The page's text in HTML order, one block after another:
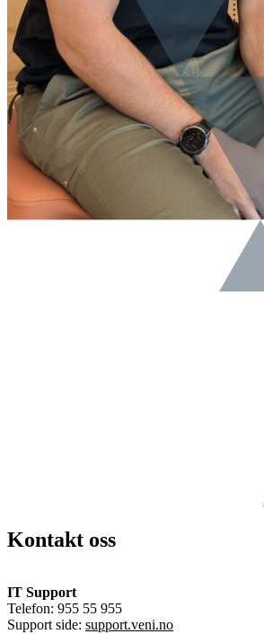
Kontakt oss
IT Support
Telefon: 955 55 955
Support side: support.veni.no